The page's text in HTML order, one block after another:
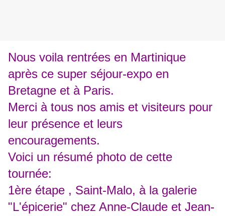
Nous voila rentrées en Martinique
après ce super séjour-expo en
Bretagne et à Paris.
Merci à tous nos amis et visiteurs pour
leur présence et leurs
encouragements.
Voici un résumé photo de cette
tournée:
1ère étape , Saint-Malo, à la galerie
"L'épicerie" chez Anne-Claude et Jean-